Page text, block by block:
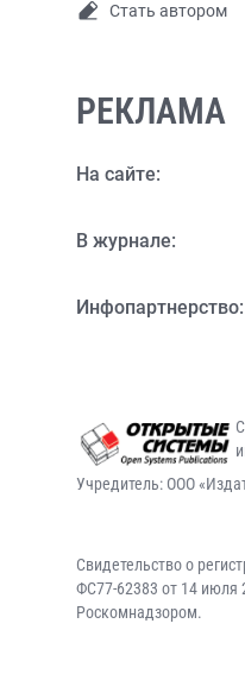
Стать автором
РЕКЛАМА
На сайте:
В журнале:
Инфопартнерство:
Учредитель: ООО
Свидетельство о
ФС77-62383 от 14 июля
Роскомнадзором.